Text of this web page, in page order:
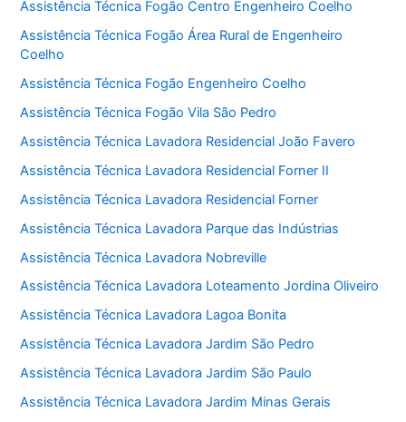
Assistência Técnica Fogão Centro Engenheiro Coelho
Assistência Técnica Fogão Área Rural de Engenheiro
Coelho
Assistência Técnica Fogão Engenheiro Coelho
Assistência Técnica Fogão Vila São Pedro
Assistência Técnica Lavadora Residencial João Favero
Assistência Técnica Lavadora Residencial Forner II
Assistência Técnica Lavadora Residencial Forner
Assistência Técnica Lavadora Parque das Indústrias
Assistência Técnica Lavadora Nobreville
Assistência Técnica Lavadora Loteamento Jordina Oliveiro
Assistência Técnica Lavadora Lagoa Bonita
Assistência Técnica Lavadora Jardim São Pedro
Assistência Técnica Lavadora Jardim São Paulo
Assistência Técnica Lavadora Jardim Minas Gerais